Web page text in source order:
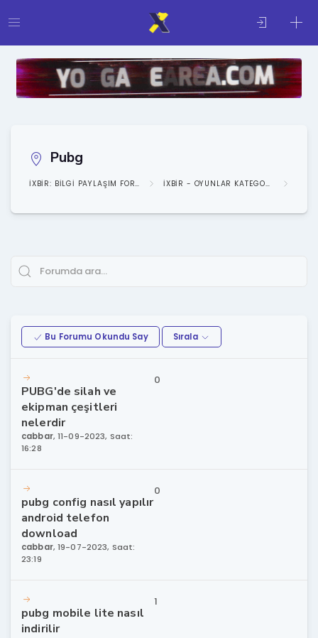
Pubg
IXBIR: BILGI PAYLAŞIM FORUMU IXBIR - OYUNLAR KATEGORISI
Bu Forumu Okundu Say Sırala
PUBG'de silah ve
ekipman çeşitleri
nelerdir
cabbar,11-09-2023, Saat:
16:28
0
pubg config nasıl yapılır
android telefon
download
cabbar,19-07-2023, Saat:
23:19
0
pubg mobile lite nasıl
indirilir
1